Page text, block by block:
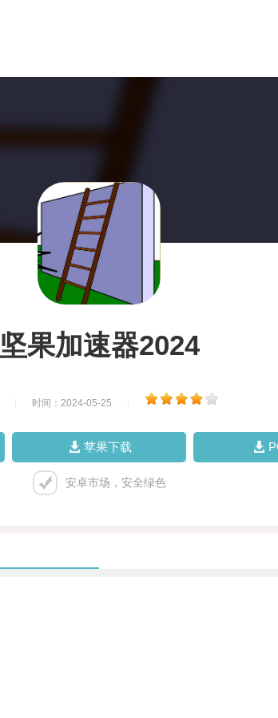
坚果加速器2024
时间：2024-05-25
苹果下载
安卓市场，安全绿色